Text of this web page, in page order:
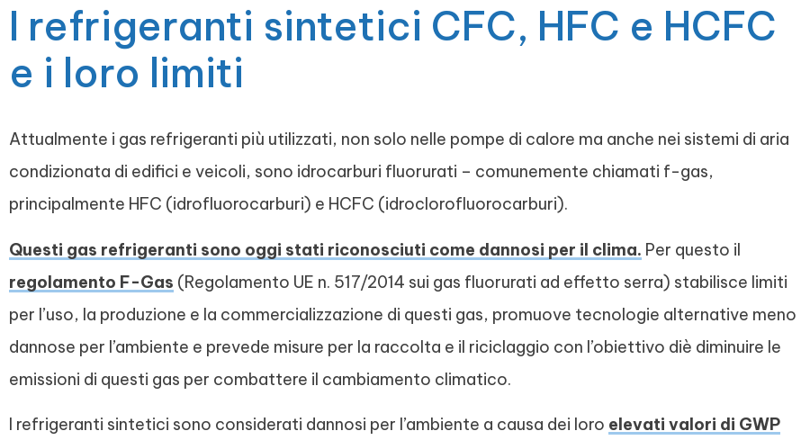
I refrigeranti sintetici CFC, HFC e HCFC
e i loro limiti
Attualmente i gas refrigeranti più utilizzati, non solo nelle pompe di calore ma anche nei sistemi di aria
condizionata di edifici e veicoli, sono idrocarburi fluorurati – comunemente chiamati f-gas,
principalmente HFC (idrofluorocarburi) e HCFC (idroclorofluorocarburi).
Questi gas refrigeranti sono oggi stati riconosciuti come dannosi per il clima. Per questo il
regolamento F-Gas (Regolamento UE n. 517/2014 sui gas fluorurati ad effetto serra) stabilisce limiti
per l’uso, la produzione e la commercializzazione di questi gas, promuove tecnologie alternative meno
dannose per l’ambiente e prevede misure per la raccolta e il riciclaggio con l’obiettivo diè diminuire le
emissioni di questi gas per combattere il cambiamento climatico.
I refrigeranti sintetici sono considerati dannosi per l’ambiente a causa dei loro elevati valori di GWP